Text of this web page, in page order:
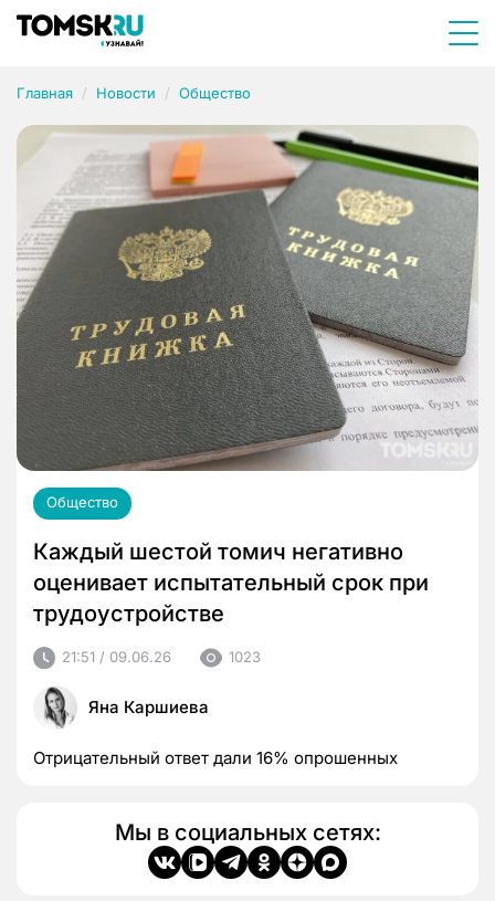
Главная Новости Общество
Общество
Каждый шестой томич негативно
оценивает испытательный срок при
трудоустройстве
21:51 / 09.06.26 1023
Яна Каршиева
Отрицательный ответ дали 16% опрошенных
Мы в социальных сетях: